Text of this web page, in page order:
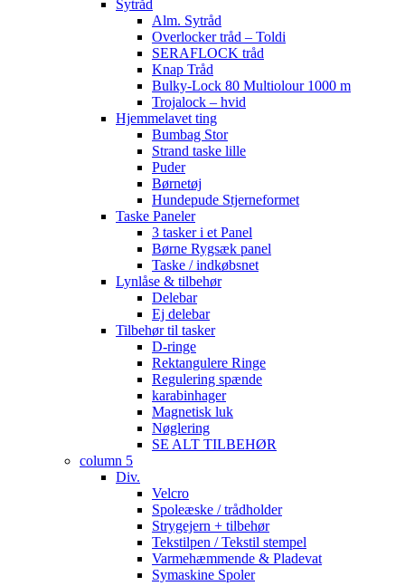
Sytråd
Alm. Sytråd
Overlocker tråd – Toldi
SERAFLOCK tråd
Knap Tråd
Bulky-Lock 80 Multiolour 1000 m
Trojalock – hvid
Hjemmelavet ting
Bumbag Stor
Strand taske lille
Puder
Børnetøj
Hundepude Stjerneformet
Taske Paneler
3 tasker i et Panel
Børne Rygsæk panel
Taske / indkøbsnet
Lynlåse & tilbehør
Delebar
Ej delebar
Tilbehør til tasker
D-ringe
Rektangulere Ringe
Regulering spænde
karabinhager
Magnetisk luk
Nøglering
SE ALT TILBEHØR
column 5
Div.
Velcro
Spoleæske / trådholder
Strygejern + tilbehør
Tekstilpen / Tekstil stempel
Varmehæmmende & Pladevat
Symaskine Spoler